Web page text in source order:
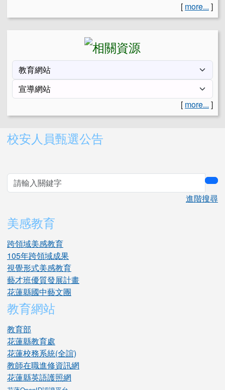
[ more... ]
[ more... ]
右邊區域內容
校安人員甄選公告
進階搜尋
美感教育
跨領域美感教育
105年跨領域成果
視覺形式美感教育
藝才班優質發展計畫
花蓮縣國中藝文團
教育網站
教育部
花蓮縣教育處
花蓮校務系統(全誼)
教師在職進修資訊網
花蓮縣英語護照網